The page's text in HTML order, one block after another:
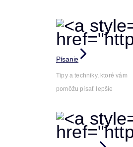
Písanie
Tipy a techniky, ktoré vám
pomôžu písať lepšie